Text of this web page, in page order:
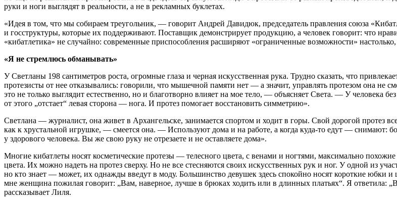
руки и ноги выглядят в реальности, а не в рекламных буклетах.
«Идея в том, что мы собираем треугольник, — говорит Андрей Давидюк, председатель правления союза
и госструктуры, которые их поддерживают. Поставщик демонстрирует продукцию, а человек говорит: что
«кибатлетика» не случайно: современные приспособления расширяют «ограниченные возможности»
«Я не стремлюсь обманывать»
У Светланы 198 сантиметров роста, огромные глаза и черная искусственная рука. Трудно сказать, что
протезисты от нее отказывались: говорили, что мышечной памяти нет — а значит, управлять протезом она
это не только выглядит естественно, но и благотворно влияет на мое тело, — объясняет Света. — У человека
от этого „отстает“ левая сторона — нога. И протез помогает восстановить симметрию».
Светлана — журналист, она живет в Архангельске, занимается спортом и ходит в горы. Свой дорогой протез
как к хрустальной игрушке, — смеется она. — Используют дома и на работе, а когда куда-то едут — снимают:
у здорового человека. Вы же свою руку не отрезаете и не оставляете дома».
Многие кибатлеты носят косметические протезы — телесного цвета, с венами и ногтями, максимально
цвета. Их можно надеть на протез сверху. Но не все стесняются своих искусственных рук и ног. У одной из
но кто знает — может, их однажды введут в моду. Большинство девушек здесь спокойно носят короткие юбки
мне женщина пожилая говорит: „Вам, наверное, лучше в брюках ходить или в длинных платьях“. Я ответила:
рассказывает Лиля.